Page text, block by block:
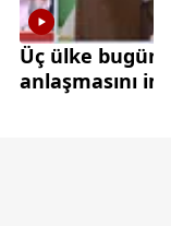
Üç ülke bugün
anlaşmasını